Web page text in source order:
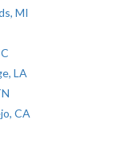
MI
LA
CA